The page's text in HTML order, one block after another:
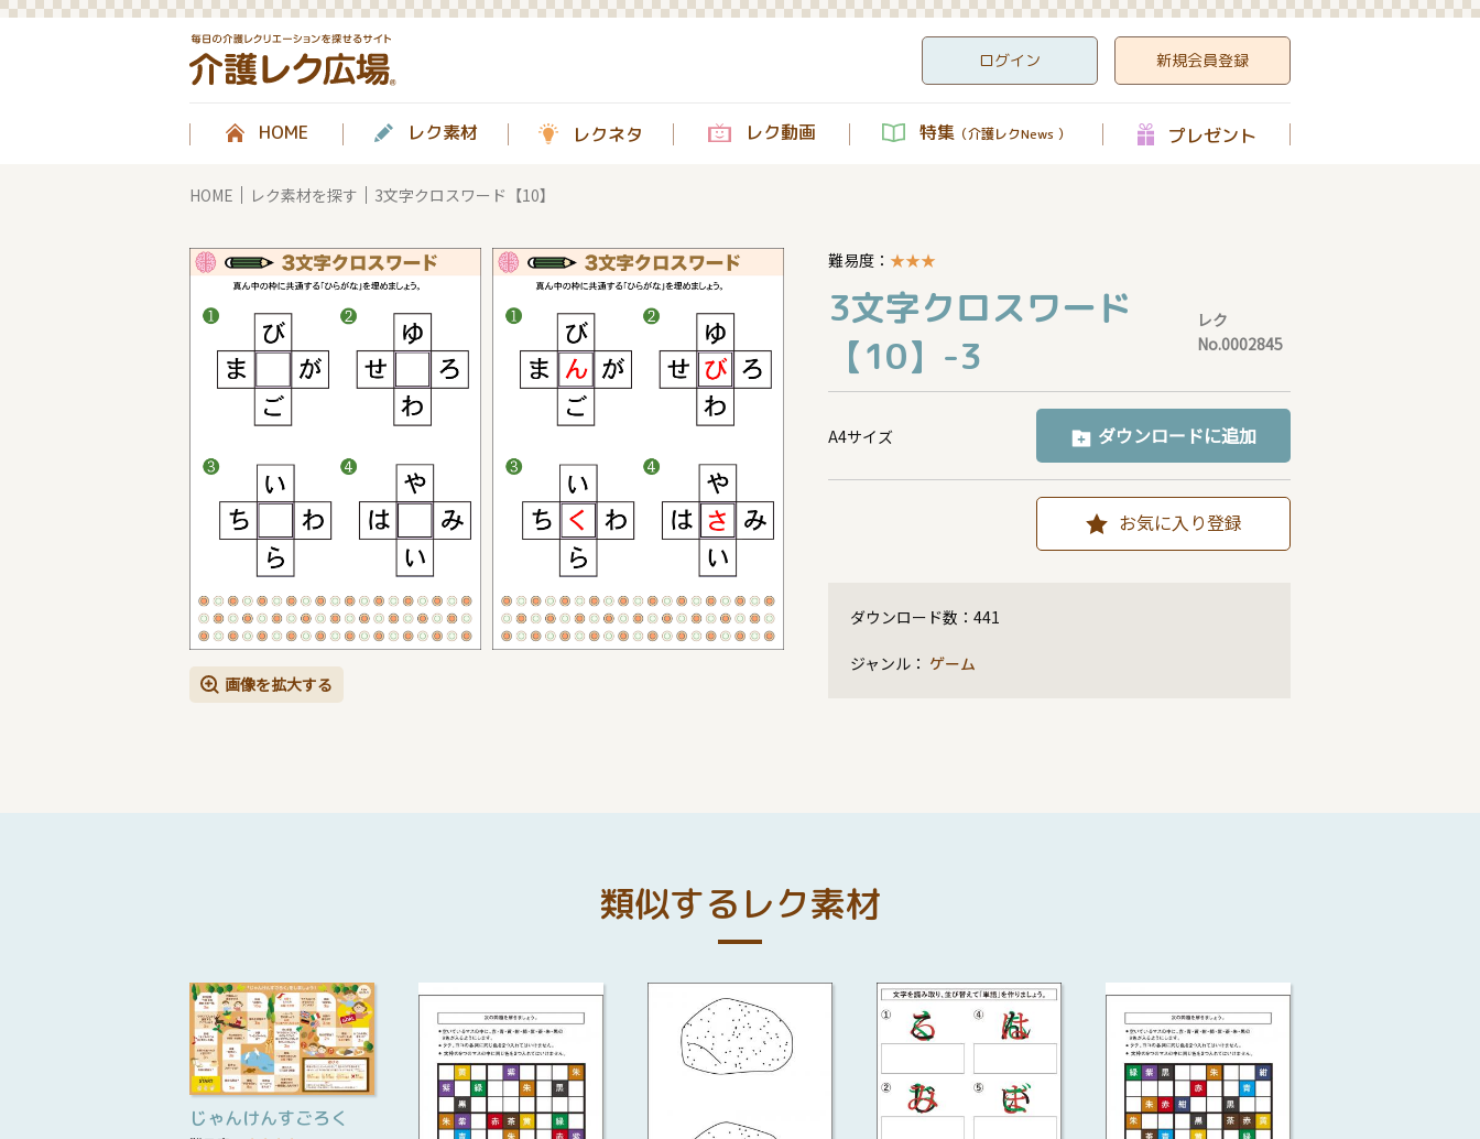
ログイン 新規会員登録
HOME レク素材 レクネタ レク動画 特集 （介護レクNews ） プレゼント
HOME レク素材を探す 3文字クロスワード【10】
画像を拡大する
難易度： ★★★
3文字クロスワード
【10】-3
レク
No.0002845
A4サイズ ダウンロードに追加
お気に入り登録
ダウンロード数： 441
ジャンル： ゲーム
類似するレク素材
じゃんけんすごろく